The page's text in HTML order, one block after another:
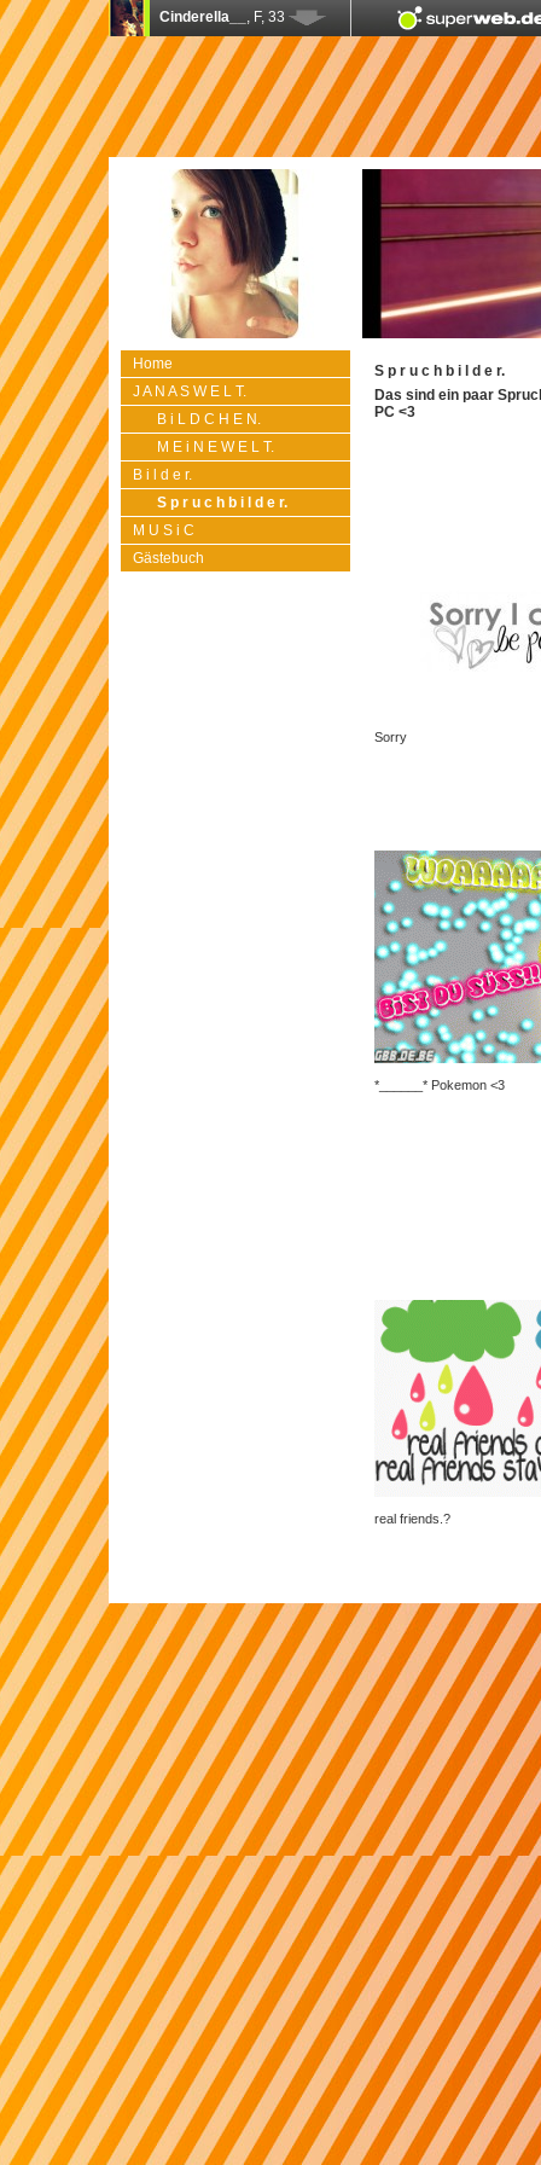
Home
J A N A S W E L T.
B i L D C H E N.
M E i N E W E L T.
B i l d e r.
S p r u c h b i l d e r.
M U S i C
Gästebuch
S p r u c h b i l d e r.
Das sind ein paar
PC <3
Sorry
*______* Pokemon <3
real friends.?